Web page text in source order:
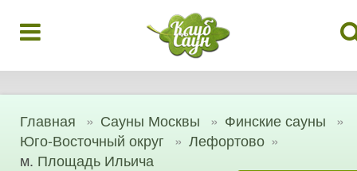
Главная Сауны Москвы
Финские сауны
Юго-Восточный округ
Лефортово
м. Площадь Ильича